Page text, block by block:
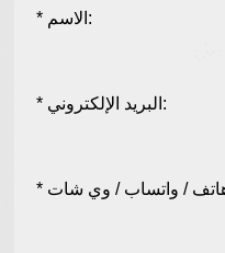
* الاسم:
* البريد الإلكتروني: